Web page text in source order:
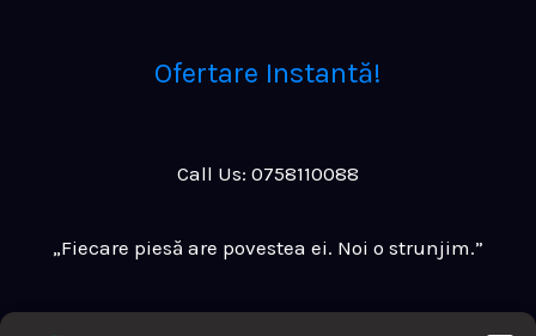
Ofertare Instantă!
Call Us: 0758110088
„Fiecare piesă are povestea ei. Noi o strunjim.”